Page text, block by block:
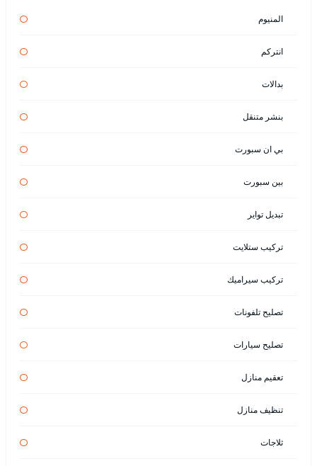
المنيوم
انتركم
بدالات
بنشر متنقل
بي ان سبورت
بين سبورت
تبديل تواير
تركيب ستلايت
تركيب سيراميك
تصليح تلفونات
تصليح سيارات
تعقيم منازل
تنظيف منازل
ثلاجات